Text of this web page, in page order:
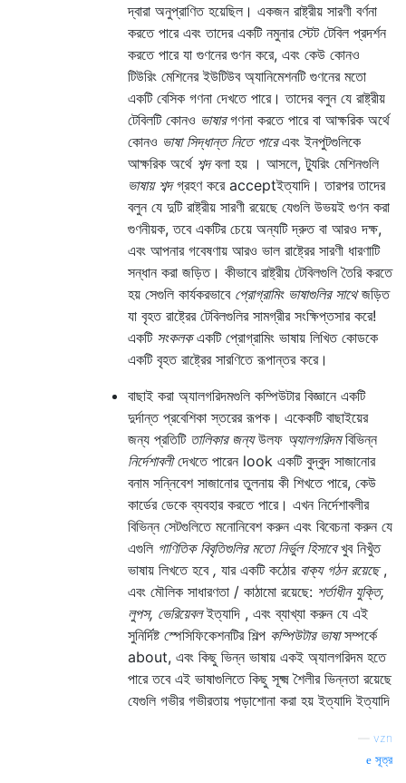
দ্বারা অনুপ্রাণিত হয়েছিল। একজন রাষ্ট্রীয় সারণী বর্ণনা
করতে পারে এবং তাদের একটি নমুনার স্টেট টেবিল প্রদর্শন
করতে পারে যা গুণনের গুণন করে, এবং কেউ কোনও
টিউরিং মেশিনের ইউটিউব অ্যানিমেশনটি গুণনের মতো
একটি বেসিক গণনা দেখতে পারে। তাদের বলুন যে রাষ্ট্রীয়
টেবিলটি কোনও ভাষারগণনা করতে পারে বা আক্ষরিক অর্থে
কোনও ভাষাসিদ্ধান্ত নিতে পারেএবং ইনপুটগুলিকে
আক্ষরিক অর্থে শব্দবলা হয় । আসলে, ট্যুরিং মেশিনগুলি
ভাষায় শব্দগ্রহণ করে acceptইত্যাদি। তারপর তাদের
বলুন যে দুটি রাষ্ট্রীয় সারণী রয়েছে যেগুলি উভয়ই গুণন করা
গুণনীয়ক, তবে একটির চেয়ে অন্যটি দ্রুত বা আরও দক্ষ,
এবং আপনার গবেষণায় আরও ভাল রাষ্ট্রের সারণী ধারণাটি
সন্ধান করা জড়িত। কীভাবে রাষ্ট্রীয় টেবিলগুলি তৈরি করতে
হয় সেগুলি কার্যকরভাবে প্রোগ্রামিং ভাষাগুলির সাথেজড়িত
যা বৃহত রাষ্ট্রের টেবিলগুলির সামগ্রীর সংক্ষিপ্তসার করে!
একটি সংকলকএকটি প্রোগ্রামিং ভাষায় লিখিত কোডকে
একটি বৃহত রাষ্ট্রের সারণিতে রূপান্তর করে।
বাছাই করা অ্যালগরিদমগুলি কম্পিউটার বিজ্ঞানে একটি
দুর্দান্ত প্রবেশিকা স্তরের রূপক। একেকটি বাছাইয়ের
জন্য প্রতিটি তালিকার জন্যউলফ অ্যালগরিদমবিভিন্ন
নির্দেশাবলীদেখতে পারেন look একটি বুদ্বুদ সাজানোর
বনাম সন্নিবেশ সাজানোর তুলনায় কী শিখতে পারে, কেউ
কার্ডের ডেকে ব্যবহার করতে পারে। এখন নির্দেশাবলীর
বিভিন্ন সেটগুলিতে মনোনিবেশ করুন এবং বিবেচনা করুন যে
এগুলি গাণিতিক বিবৃতিগুলির মতো নির্ভুল হিসাবেখুব নিখুঁত
ভাষায় লিখতে হবে , যার একটি কঠোর বাক্য গঠন রয়েছে,
এবং মৌলিক সাধারণতা / কাঠামো রয়েছে: শর্তাধীন যুক্তি,
লুপস, ভেরিয়েবলইত্যাদি , এবং ব্যাখ্যা করুন যে এই
সুনির্দিষ্ট স্পেসিফিকেশনটির শিল্প কম্পিউটার ভাষাসম্পর্কে
about, এবং কিছু ভিন্ন ভাষায় একই অ্যালগরিদম হতে
পারে তবে এই ভাষাগুলিতে কিছু সূক্ষ্ম শৈলীর ভিন্নতা রয়েছে
যেগুলি গভীর গভীরতায় পড়াশোনা করা হয় ইত্যাদি ইত্যাদি
vzn
সূত্র